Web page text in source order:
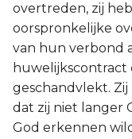
overtreden, zij
oorspronkelijke
van hun verbond
huwelijkscontract
geschandvlekt.
dat zij niet langer
God erkennen